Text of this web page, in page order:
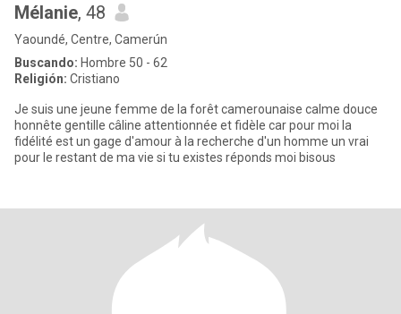
Mélanie, 48
Yaoundé, Centre, Camerún
Buscando: Hombre 50 - 62
Religión: Cristiano
Je suis une jeune femme de la forêt camerounaise calme douce
honnête gentille câline attentionnée et fidèle car pour moi la
fidélité est un gage d'amour à la recherche d'un homme un vrai
pour le restant de ma vie si tu existes réponds moi bisous